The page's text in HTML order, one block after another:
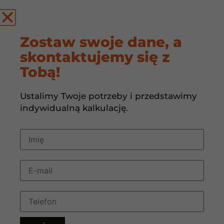
WILGOTNOŚĆ POWIETRZA
Zostaw swoje dane, a
skontaktujemy się z
Tobą!
Ustalimy Twoje potrzeby i przedstawimy
indywidualną kalkulację.